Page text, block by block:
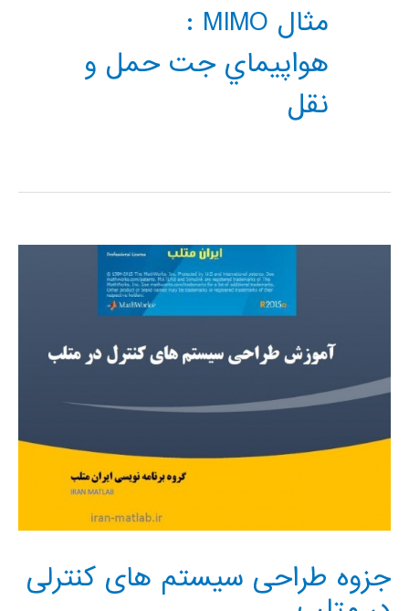
مثال MIMO :
هواپيماي جت حمل و
نقل
جزوه طراحی سیستم های کنترلی